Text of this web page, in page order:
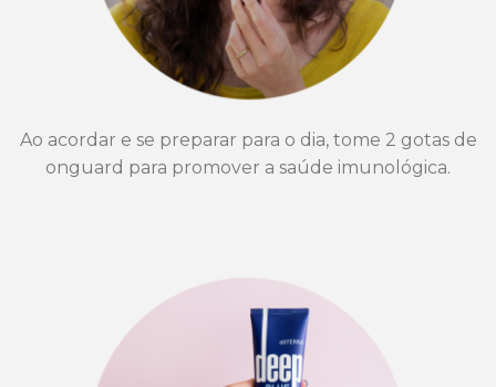
Ao acordar e se preparar para o dia, tome 2 gotas de
onguard para promover a saúde imunológica.